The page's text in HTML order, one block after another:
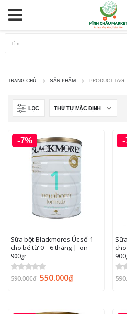
TRANG CHỦ SẢN PHẨM PRODUCT TAG -
LỌC
-7%
Sữa bột Blackmores Úc số 1
cho bé từ 0 – 6 tháng | lon
900gr
0out of 5
590,000₫ 550,000₫
-
0out